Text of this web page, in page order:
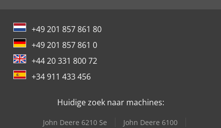
+49 201 857 861 80
+49 201 857 861 0
+44 20 331 800 72
+34 911 433 456
Huidige zoek naar machines:
John Deere 6210 Se
John Deere 6100